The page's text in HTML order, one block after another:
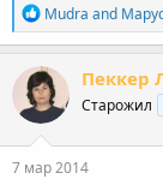
R
e
a
c
t
i
o
n
s
Mudra and
Пеккер
Старожил
7 мар 2014